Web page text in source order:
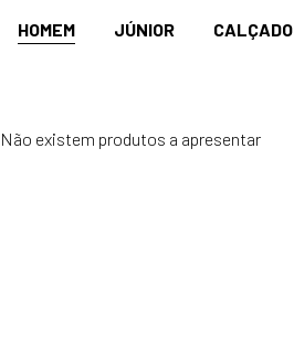
HOMEM JÚNIOR CALÇADO
Não existem produtos a apresentar